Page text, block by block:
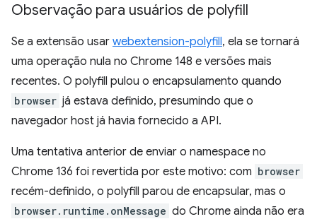
Observação para usuários de polyfill
Se a extensão usar webextension-polyfill, ela se tornará
uma operação nula no Chrome 148 e versões mais
recentes. O polyfill pulou o encapsulamento quando
browser já estava definido, presumindo que o
navegador host já havia fornecido a API.
Uma tentativa anterior de enviar o namespace no
Chrome 136 foi revertida por este motivo: com browser
recém-definido, o polyfill parou de encapsular, mas o
browser.runtime.onMessage do Chrome ainda não era